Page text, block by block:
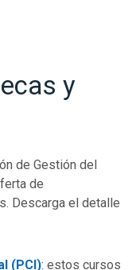
y
de Gestión del
de
Descarga el detalle
(PCI): estos cursos